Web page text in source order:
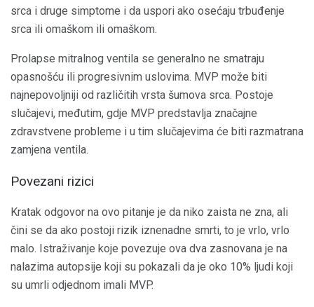
srca i druge simptome i da uspori ako osećaju trbuđenje
srca ili omaškom ili omaškom.
Prolapse mitralnog ventila se generalno ne smatraju
opasnošću ili progresivnim uslovima. MVP može biti
najnepovoljniji od različitih vrsta šumova srca. Postoje
slučajevi, međutim, gdje MVP predstavlja značajne
zdravstvene probleme i u tim slučajevima će biti razmatrana
zamjena ventila.
Povezani rizici
Kratak odgovor na ovo pitanje je da niko zaista ne zna, ali
čini se da ako postoji rizik iznenadne smrti, to je vrlo, vrlo
malo. Istraživanje koje povezuje ova dva zasnovana je na
nalazima autopsije koji su pokazali da je oko 10% ljudi koji
su umrli odjednom imali MVP.